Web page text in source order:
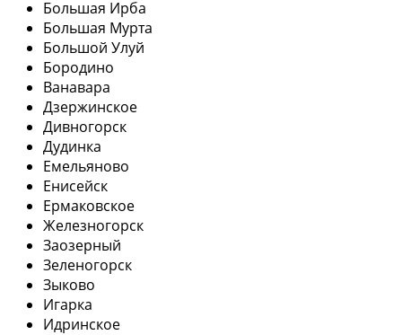
Большая Ирба
Большая Мурта
Большой Улуй
Бородино
Ванавара
Дзержинское
Дивногорск
Дудинка
Емельяново
Енисейск
Ермаковское
Железногорск
Заозерный
Зеленогорск
Зыково
Игарка
Идринское